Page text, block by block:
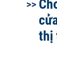
thị